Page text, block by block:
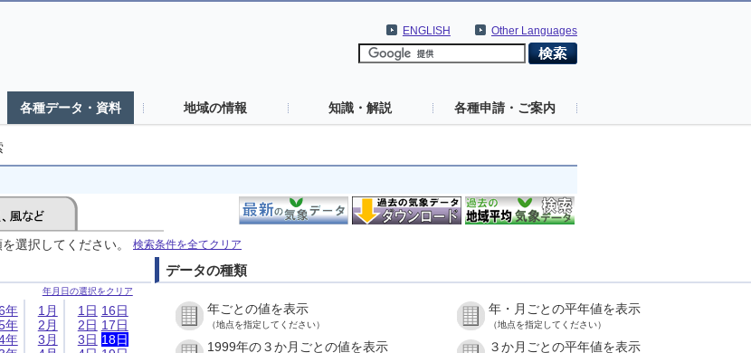
Other Languages
ENGLISH
各種データ・資料 地域の情報 知識・解説 各種申請・ご案内
選択してください。 検索条件を全てクリア
年月日の選択をクリア
年
年
年
1月
2月
3月
1日
2日
3日
16日
17日
18日
データの種類
年ごとの値を表示
（地点を指定してください）
年・月ごとの平年値を表示
（地点を指定してください）
1999年の３か月ごとの値を表示 ３か月ごとの平年値を表示